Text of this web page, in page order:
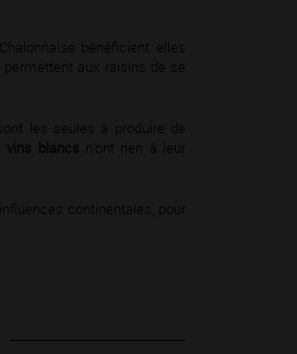
bénéficient elles
permettent aux raisins de se
les seules à produire de
vins blancs n’ont rien à leur
continentales, pour